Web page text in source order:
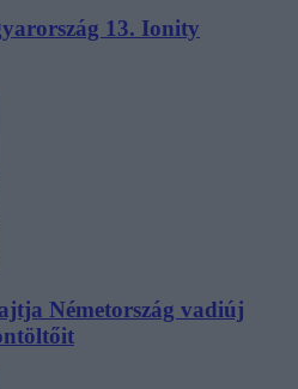
13. Ionity
Németország vadiúj